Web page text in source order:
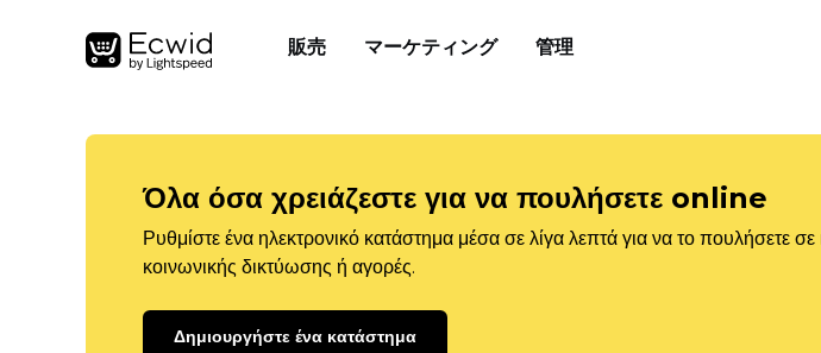
販売 マーケティング 管理
Όλα όσα χρειάζεστε για να πουλήσετε online
Ρυθμίστε ένα ηλεκτρονικό κατάστημα μέσα σε λίγα λεπτά για να το πουλήσετε
κοινωνικής δικτύωσης ή αγορές.
Δημιουργήστε ένα κατάστημα